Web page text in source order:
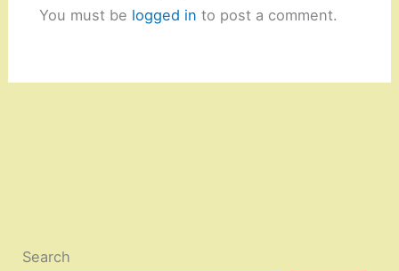
You must be logged in to post a comment.
Search